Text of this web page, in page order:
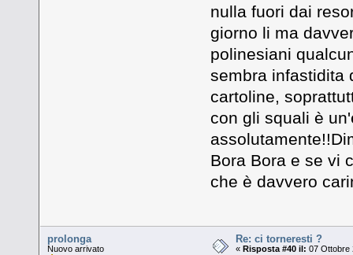
nulla fuori dai
giorno li ma
polinesiani
sembra infastidita
cartoline,
con gli squali è
Bora Bora e se vi
che è davvero
prolonga
Nuovo arrivato
Re: ci torneresti ?
«Risposta #40 il: 07 Ottobre